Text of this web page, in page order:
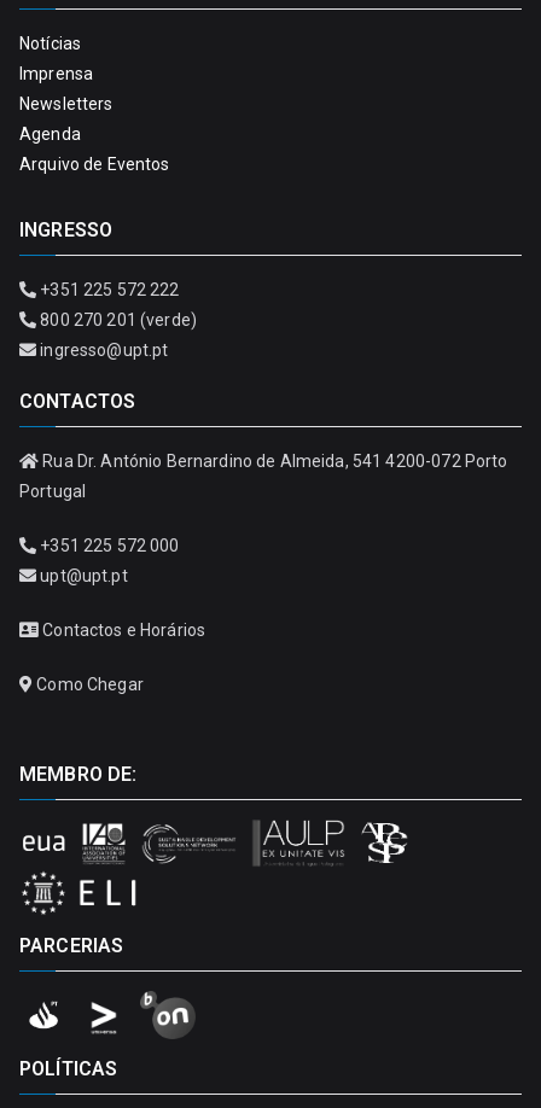
Notícias
Imprensa
Newsletters
Agenda
Arquivo de Eventos
INGRESSO
+351 225 572 222
800 270 201 (verde)
ingresso@upt.pt
CONTACTOS
Rua Dr. António Bernardino de Almeida, 541 4200-072 Porto
Portugal
+351 225 572 000
upt@upt.pt
Contactos e Horários
Como Chegar
MEMBRO DE:
PARCERIAS
POLÍTICAS